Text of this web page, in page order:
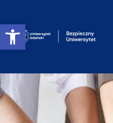
Otwórz pasek narzędzi